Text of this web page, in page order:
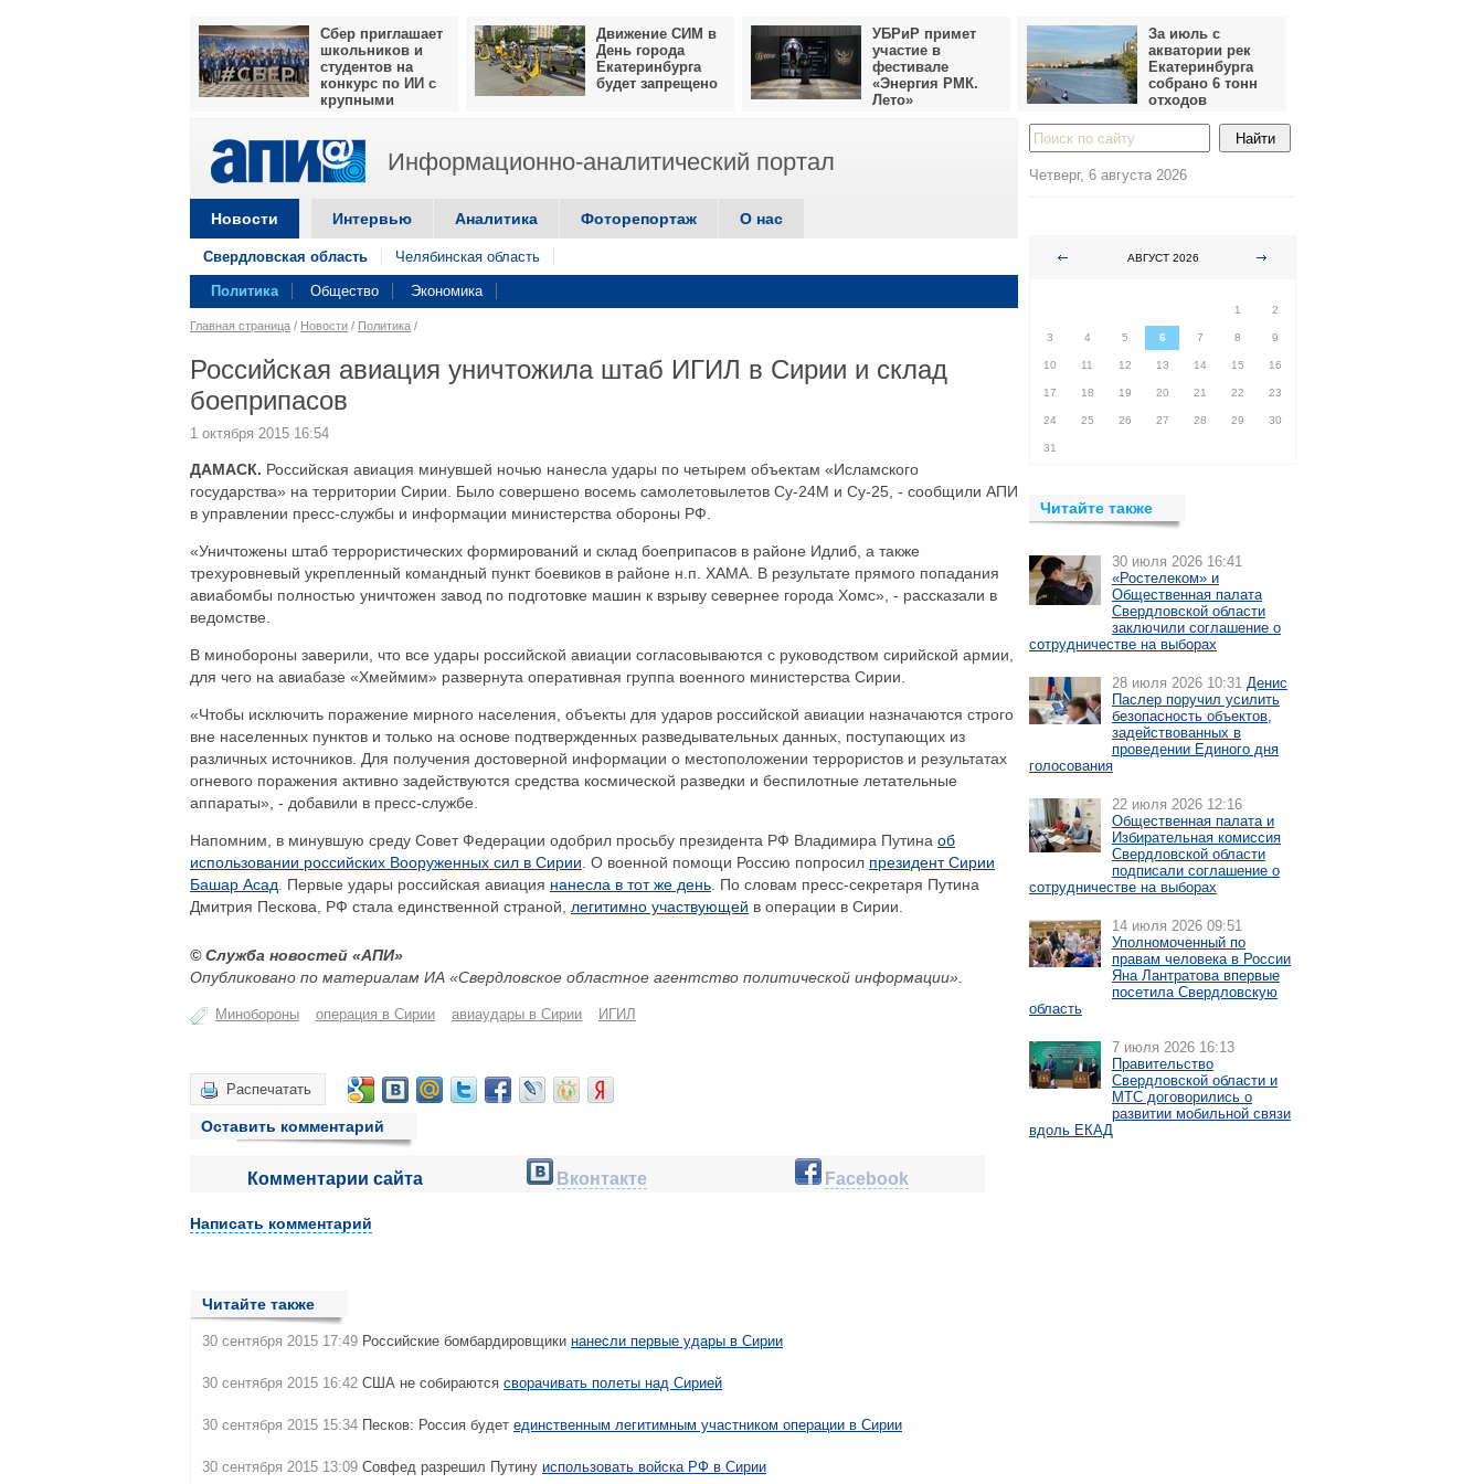
Сбер приглашает
школьников и
студентов на
конкурс по ИИ с
крупными
Движение СИМ в
День города
Екатеринбурга
будет запрещено
УБРиР примет
участие в
фестивале
«Энергия РМК.
Лето»
За июль с
акватории рек
Екатеринбурга
собрано 6 тонн
отходов
Информационно-аналитический портал
Новости Интервью Аналитика Фоторепортаж О нас
Свердловская область Челябинская область
Политика Общество Экономика
Главная страница / Новости / Политика /
Российская авиация уничтожила штаб ИГИЛ в Сирии и склад
боеприпасов
1 октября 2015 16:54
ДАМАСК. Российская авиация минувшей ночью нанесла удары по четырем объектам «Исламского
государства» на территории Сирии. Было совершено восемь самолетовылетов Су-24М и Су-25, - сообщили АПИ
в управлении пресс-службы и информации министерства обороны РФ.
«Уничтожены штаб террористических формирований и склад боеприпасов в районе Идлиб, а также
трехуровневый укрепленный командный пункт боевиков в районе н.п. ХАМА. В результате прямого попадания
авиабомбы полностью уничтожен завод по подготовке машин к взрыву севернее города Хомс», - рассказали в
ведомстве.
В минобороны заверили, что все удары российской авиации согласовываются с руководством сирийской армии,
для чего на авиабазе «Хмеймим» развернута оперативная группа военного министерства Сирии.
«Чтобы исключить поражение мирного населения, объекты для ударов российской авиации назначаются строго
вне населенных пунктов и только на основе подтвержденных разведывательных данных, поступающих из
различных источников. Для получения достоверной информации о местоположении террористов и результатах
огневого поражения активно задействуются средства космической разведки и беспилотные летательные
аппараты», - добавили в пресс-службе.
Напомним, в минувшую среду Совет Федерации одобрил просьбу президента РФ Владимира Путина об
использовании российских Вооруженных сил в Сирии . О военной помощи Россию попросил президент Сирии
Башар Асад . Первые удары российская авиация нанесла в тот же день . По словам пресс-секретаря Путина
Дмитрия Пескова, РФ стала единственной страной, легитимно участвующей в операции в Сирии.
© Служба новостей «АПИ»
Опубликовано по материалам ИА «Свердловское областное агентство политической информации».
Минобороны операция в Сирии авиаудары в Сирии ИГИЛ
Распечатать
Оставить комментарий
Комментарии сайта Вконтакте Facebook
Написать комментарий
Читайте также
30 сентября 2015 17:49 Российские бомбардировщики нанесли первые удары в Сирии
30 сентября 2015 16:42 США не собираются сворачивать полеты над Сирией
30 сентября 2015 15:34 Песков: Россия будет единственным легитимным участником операции в Сирии
30 сентября 2015 13:09 Совфед разрешил Путину использовать войска РФ в Сирии
Четверг, 6 августа 2026
АВГУСТ 2026
1
2
3 4 5 6 7 8 9
10 11 12 13 14 15 16
17 18 19 20 21 22 23
24 25 26 27 28 29 30
31
Читайте также
30 июля 2026 16:41
«Ростелеком» и
Общественная палата
Свердловской области
заключили соглашение о
сотрудничестве на выборах
28 июля 2026 10:31 Денис
Паслер поручил усилить
безопасность объектов,
задействованных в
проведении Единого дня
голосования
22 июля 2026 12:16
Общественная палата и
Избирательная комиссия
Свердловской области
подписали соглашение о
сотрудничестве на выборах
14 июля 2026 09:51
Уполномоченный по
правам человека в России
Яна Лантратова впервые
посетила Свердловскую
область
7 июля 2026 16:13
Правительство
Свердловской области и
МТС договорились о
развитии мобильной связи
вдоль ЕКАД